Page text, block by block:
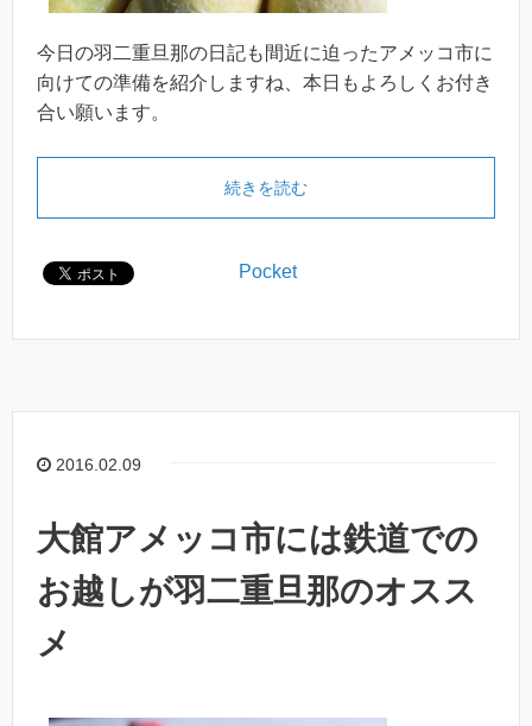
今日の羽二重旦那の日記も間近に迫ったアメッコ市に
向けての準備を紹介しますね、本日もよろしくお付き
合い願います。
続きを読む
Pocket
2016.02.09
大館アメッコ市には鉄道での
お越しが羽二重旦那のオスス
メ